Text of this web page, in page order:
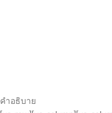
คำอธิบาย